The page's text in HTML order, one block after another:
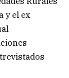
y el ex